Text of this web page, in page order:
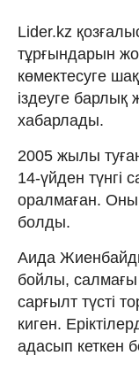
Lider.kz
тұрғындарын
көмектесуге
іздеуге
хабарлады.
2005 жылы
14-үйден түнгі
оралмаған.
болды.
Аида
бойлы, салмағы
сарғылт түсті
киген.
адасып кеткен